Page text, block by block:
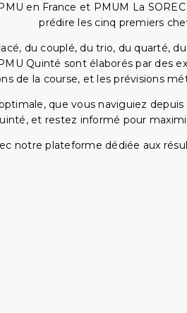
en France et PMUM La
prédire les cinq premiers
du couplé, du trio, du quarté,
Quinté sont élaborés par des
de la course, et les prévisions
que vous naviguiez
et restez informé pour
notre plateforme dédiée aux